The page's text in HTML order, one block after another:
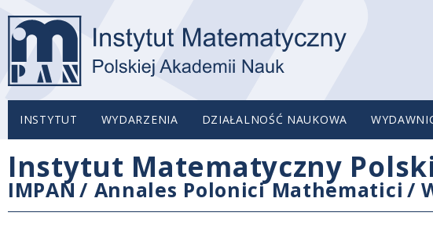
INSTYTUT WYDARZENIA DZIAŁALNOŚĆ NAUKOWA
Instytut Matematyczny
IMPAN / Annales Polonici Mathematici /